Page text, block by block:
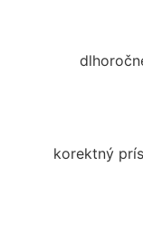
korektný